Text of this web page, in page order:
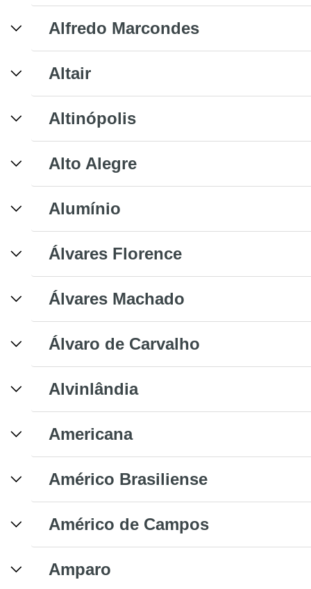
Alfredo Marcondes
Altair
Altinópolis
Alto Alegre
Alumínio
Álvares Florence
Álvares Machado
Álvaro de Carvalho
Alvinlândia
Americana
Américo Brasiliense
Américo de Campos
Amparo